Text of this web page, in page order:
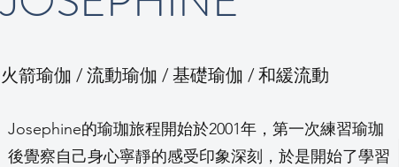
火箭瑜伽 / 流動瑜伽 / 基礎瑜伽 / 和緩流動
Josephine的瑜珈旅程開始於2001年，第一次練習瑜珈
後覺察自己身心寧靜的感受印象深刻，於是開始了學習